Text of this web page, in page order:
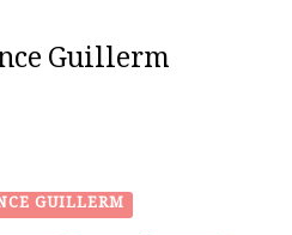
Guillerm
GUILLERM